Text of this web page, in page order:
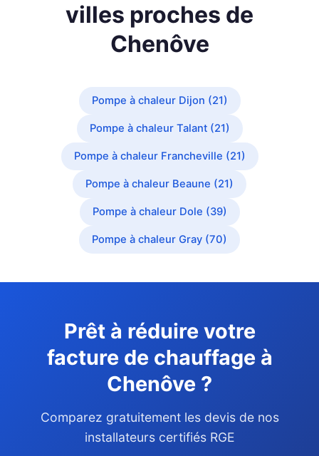
villes proches de
Chenôve
Pompe à chaleur Dijon (21)
Pompe à chaleur Talant (21)
Pompe à chaleur Francheville (21)
Pompe à chaleur Beaune (21)
Pompe à chaleur Dole (39)
Pompe à chaleur Gray (70)
Prêt à réduire votre
facture de chauffage à
Chenôve ?
Comparez gratuitement les devis de nos
installateurs certifiés RGE